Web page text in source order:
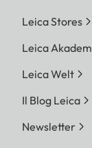
Leica Stores
Leica
Leica Welt
Il Blog Leica
Newsletter